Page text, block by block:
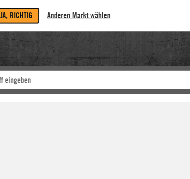
JA, RICHTIG Anderen Markt wählen